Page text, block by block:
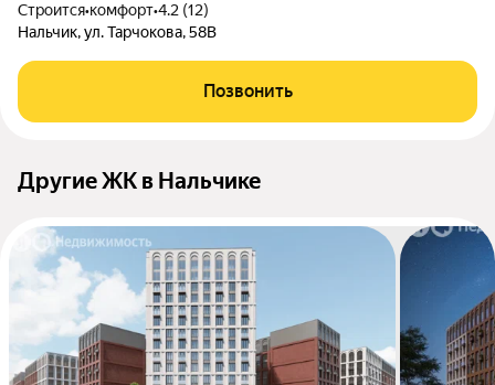
Строится•комфорт•4.2 (12)
Нальчик, ул. Тарчокова, 58В
Позвонить
Другие ЖК в Нальчике